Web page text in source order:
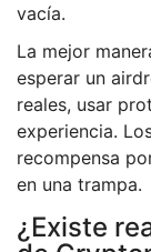
vacía.
La mejor
esperar un
reales, usar
experiencia.
recompensa
en una trampa.
¿Existe